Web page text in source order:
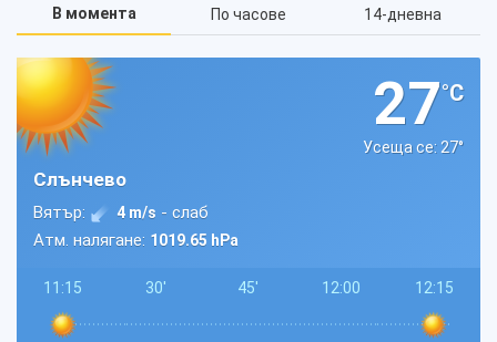
В момента По часове 14-дневна
27°C
Усеща се: 27°
Слънчево
Вятър: 4 m/s - слаб
Атм. налягане: 1019.65 hPa
11:15 30' 45' 12:00 12:15